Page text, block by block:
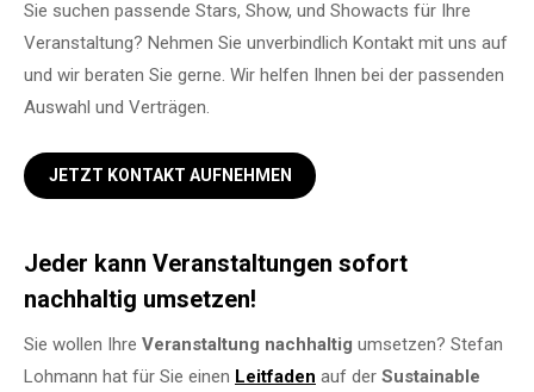
Sie suchen passende Stars, Show, und Showacts für Ihre
Veranstaltung? Nehmen Sie unverbindlich Kontakt mit uns auf
und wir beraten Sie gerne. Wir helfen Ihnen bei der passenden
Auswahl und Verträgen.
JETZT KONTAKT AUFNEHMEN
Jeder kann Veranstaltungen sofort
nachhaltig umsetzen!
Sie wollen Ihre Veranstaltung nachhaltig umsetzen? Stefan
Lohmann hat für Sie einen Leitfaden auf der Sustainable